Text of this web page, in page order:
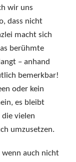
wir uns
dass nicht
macht sich
berühmte
– anhand
bemerkbar!
oder kein
es bleibt
vielen
umzusetzen.
wenn auch nicht